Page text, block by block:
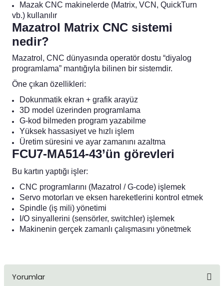
Membranı
Mazak CNC makinelerde (Matrix, VCN, QuickTurn
vb.) kullanılır
Mazatrol Matrix CNC sistemi
nedir?
Mazatrol, CNC dünyasında operatör dostu “diyalog
programlama” mantığıyla bilinen bir sistemdir.
Öne çıkan özellikleri:
Dokunmatik ekran + grafik arayüz
3D model üzerinden programlama
G-kod bilmeden program yazabilme
Yüksek hassasiyet ve hızlı işlem
Üretim süresini ve ayar zamanını azaltma
FCU7-MA514-43’ün görevleri
Bu kartın yaptığı işler:
CNC programlarını (Mazatrol / G-code) işlemek
Servo motorları ve eksen hareketlerini kontrol etmek
Spindle (iş mili) yönetimi
I/O sinyallerini (sensörler, switchler) işlemek
Makinenin gerçek zamanlı çalışmasını yönetmek
Yorumlar